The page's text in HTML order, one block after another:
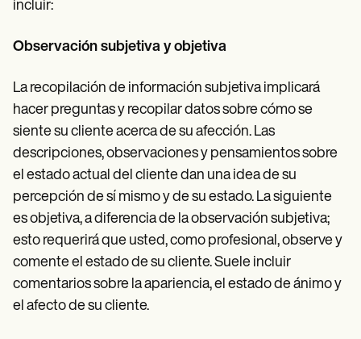
incluir:
Observación subjetiva y objetiva
La recopilación de información subjetiva implicará
hacer preguntas y recopilar datos sobre cómo se
siente su cliente acerca de su afección. Las
descripciones, observaciones y pensamientos sobre
el estado actual del cliente dan una idea de su
percepción de sí mismo y de su estado. La siguiente
es objetiva, a diferencia de la observación subjetiva;
esto requerirá que usted, como profesional, observe y
comente el estado de su cliente. Suele incluir
comentarios sobre la apariencia, el estado de ánimo y
el afecto de su cliente.